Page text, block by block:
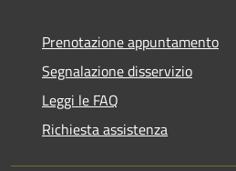
Prenotazione appuntamento
Segnalazione disservizio
Leggi le FAQ
Richiesta assistenza